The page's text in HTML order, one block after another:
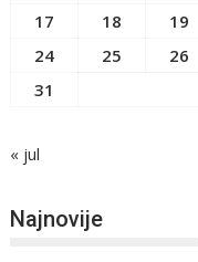
17
18 19
24
25 26
31
« jul
Najnovije